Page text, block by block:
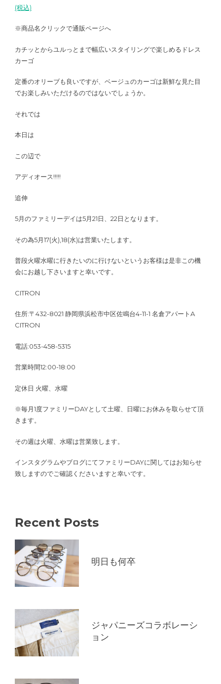
(税込)
※商品名クリックで通販ページへ
カチッとからユルっとまで幅広いスタイリングで楽しめるドレス
カーゴ
定番のオリーブも良いですが、ベージュのカーゴは新鮮な見た目
でお楽しみいただけるのではないでしょうか。
それでは
本日は
この辺で
アディオース!!!!!
追伸
5月のファミリーデイは5月21日、22日となります。
その為5月17(火),18(水)は営業いたします。
普段火曜水曜に行きたいのに行けないというお客様は是非この機
会にお越し下さいますと幸いです。
CITRON
住所:〒432-8021 静岡県浜松市中区佐鳴台4-11-1 名倉アパートA
CITRON
電話:053-458-5315
営業時間12:00-18:00
定休日 火曜、水曜
※毎月1度ファミリーDAYとして土曜、日曜にお休みを取らせて頂
きます。
その週は火曜、水曜は営業致します。
インスタグラムやブログにてファミリーDAYに関してはお知らせ
致しますのでご確認くださいますと幸いです。
Recent Posts
明日も何卒
ジャパニーズコラボレーシ
ョン